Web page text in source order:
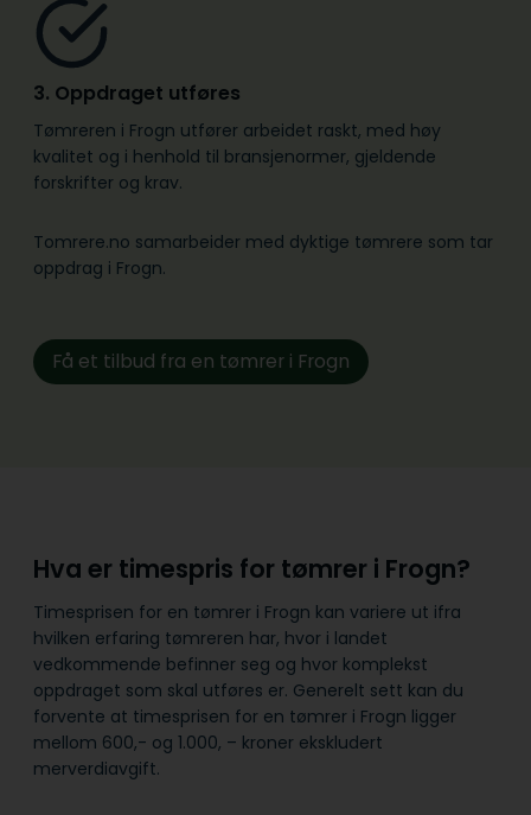
3. Oppdraget utføres
Tømreren i Frogn utfører arbeidet raskt, med høy
kvalitet og i henhold til bransje­normer, gjeldende
forskrifter og krav.
Tomrere.no samarbeider med dyktige tømrere som tar
oppdrag i Frogn.
Få et tilbud fra en tømrer i Frogn
Hva er timespris for tømrer i Frogn?
Timesprisen for en tømrer i Frogn kan variere ut ifra
hvilken erfaring tømreren har, hvor i landet
vedkommende befinner seg og hvor komplekst
oppdraget som skal utføres er. Generelt sett kan du
forvente at timesprisen for en tømrer i Frogn ligger
mellom 600,- og 1.000, – kroner ekskludert
merverdiavgift.